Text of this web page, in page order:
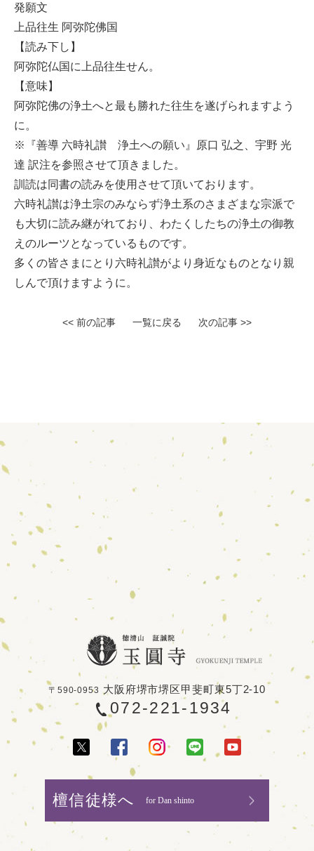
発願文
上品往生 阿弥陀佛国
【読み下し】
阿弥陀仏国に上品往生せん。
【意味】
阿弥陀佛の浄土へと最も勝れた往生を遂げられますよう
に。
※『善導 六時礼讃 浄土への願い』原口 弘之、宇野 光
達 訳注を参照させて頂きました。
訓読は同書の読みを使用させて頂いております。
六時礼讃は浄土宗のみならず浄土系のさまざまな宗派で
も大切に読み継がれており、わたくしたちの浄土の御教
えのルーツとなっているものです。
多くの皆さまにとり六時礼讃がより身近なものとなり親
しんで頂けますように。
<< 前の記事 一覧に戻る 次の記事 >>
〒590-0953 大阪府堺市堺区甲斐町東5丁2-10
072-221-1934
檀信徒様へ for Dan shinto